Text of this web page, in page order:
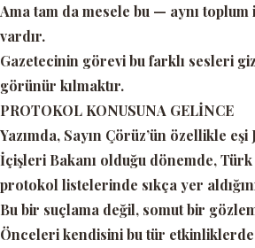
Ama tam da mesele bu — aynı
vardır.
Gazetecinin görevi bu farklı sesleri
görünür kılmaktır.
PROTOKOL KONUSUNA GELİNCE
Yazımda, Sayın Çörüz’ün özellikle eşi
İçişleri Bakanı olduğu dönemde, Türk
protokol listelerinde sıkça yer
Bu bir suçlama değil, somut bir
Önceleri kendisini bu tür